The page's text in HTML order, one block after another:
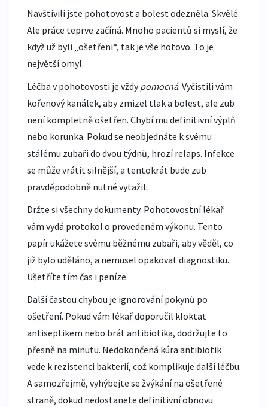
Navštívili jste pohotovost a bolest odezněla. Skvělé.
Ale práce teprve začíná. Mnoho pacientů si myslí, že
když už byli „ošetřeni“, tak je vše hotovo. To je
největší omyl.
Léčba v pohotovosti je vždypomocná. Vyčistili vám
kořenový kanálek, aby zmizel tlak a bolest, ale zub
není kompletně ošetřen. Chybí mu definitivní výplň
nebo korunka. Pokud se neobjednáte k svému
stálému zubaři do dvou týdnů, hrozí relaps. Infekce
se může vrátit silnější, a tentokrát bude zub
pravděpodobně nutné vytažit.
Držte si všechny dokumenty. Pohotovostní lékař
vám vydá protokol o provedeném výkonu. Tento
papír ukážete svému běžnému zubaři, aby věděl, co
již bylo uděláno, a nemusel opakovat diagnostiku.
Ušetříte tím čas i peníze.
Další častou chybou je ignorování pokynů po
ošetření. Pokud vám lékař doporučil kloktat
antiseptikem nebo brát antibiotika, dodržujte to
přesně na minutu. Nedokončená kúra antibiotik
vede k rezistenci bakterií, což komplikuje další léčbu.
A samozřejmě, vyhýbejte se žvýkání na ošetřené
straně, dokud nedostanete definitivní obnovu